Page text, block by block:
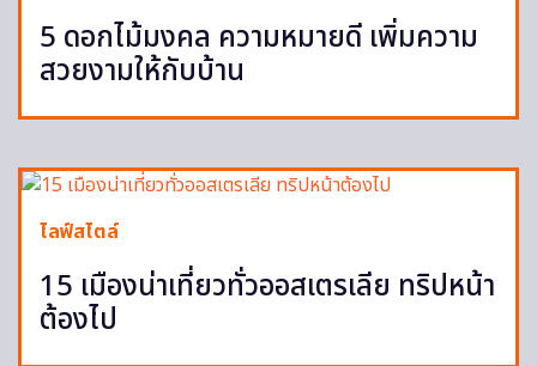
5 ดอกไม้มงคล ความหมายดี เพิ่มความ
สวยงามให้กับบ้าน
ไลฟ์สไตล์
15 เมืองน่าเที่ยวทั่วออสเตรเลีย ทริปหน้า
ต้องไป